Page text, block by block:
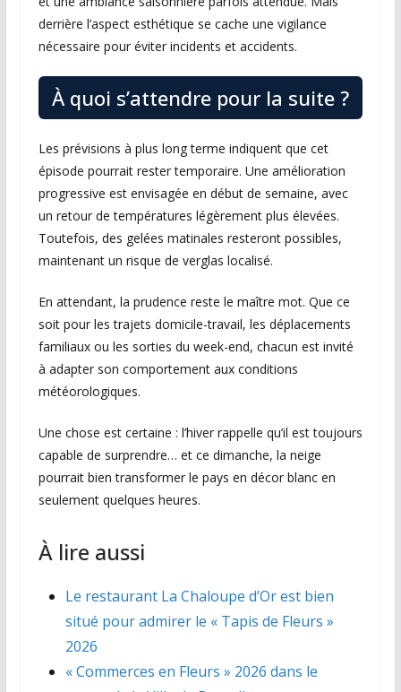
derrière l’aspect esthétique se cache une vigilance
nécessaire pour éviter incidents et accidents.
À quoi s’attendre pour la suite ?
Les prévisions à plus long terme indiquent que cet
épisode pourrait rester temporaire. Une amélioration
progressive est envisagée en début de semaine, avec
un retour de températures légèrement plus élevées.
Toutefois, des gelées matinales resteront possibles,
maintenant un risque de verglas localisé.
En attendant, la prudence reste le maître mot. Que ce
soit pour les trajets domicile-travail, les déplacements
familiaux ou les sorties du week-end, chacun est invité
à adapter son comportement aux conditions
météorologiques.
Une chose est certaine : l’hiver rappelle qu’il est toujours
capable de surprendre… et ce dimanche, la neige
pourrait bien transformer le pays en décor blanc en
seulement quelques heures.
À lire aussi
Le restaurant La Chaloupe d’Or est bien
situé pour admirer le « Tapis de Fleurs »
2026
« Commerces en Fleurs » 2026 dans le